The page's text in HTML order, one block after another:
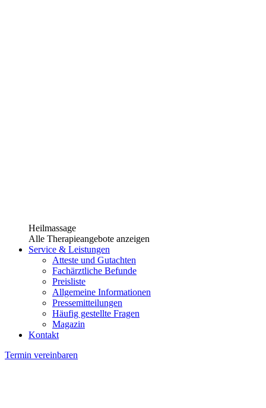
Heilmassage
Alle Therapieangebote anzeigen
Service & Leistungen
Atteste und Gutachten
Fachärztliche Befunde
Preisliste
Allgemeine Informationen
Pressemitteilungen
Häufig gestellte Fragen
Magazin
Kontakt
Termin vereinbaren